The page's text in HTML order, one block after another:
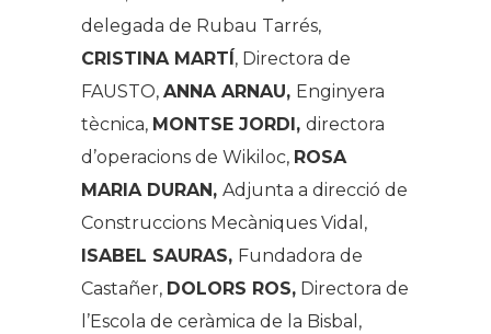
delegada de Rubau Tarrés,
CRISTINA MARTÍ, Directora de
FAUSTO, ANNA ARNAU, Enginyera
tècnica, MONTSE JORDI, directora
d’operacions de Wikiloc, ROSA
MARIA DURAN, Adjunta a direcció de
Construccions Mecàniques Vidal,
ISABEL SAURAS, Fundadora de
Castañer, DOLORS ROS, Directora de
l’Escola de ceràmica de la Bisbal,